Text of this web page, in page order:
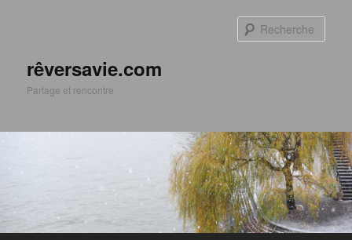
rêversavie.com
Partage et rencontre